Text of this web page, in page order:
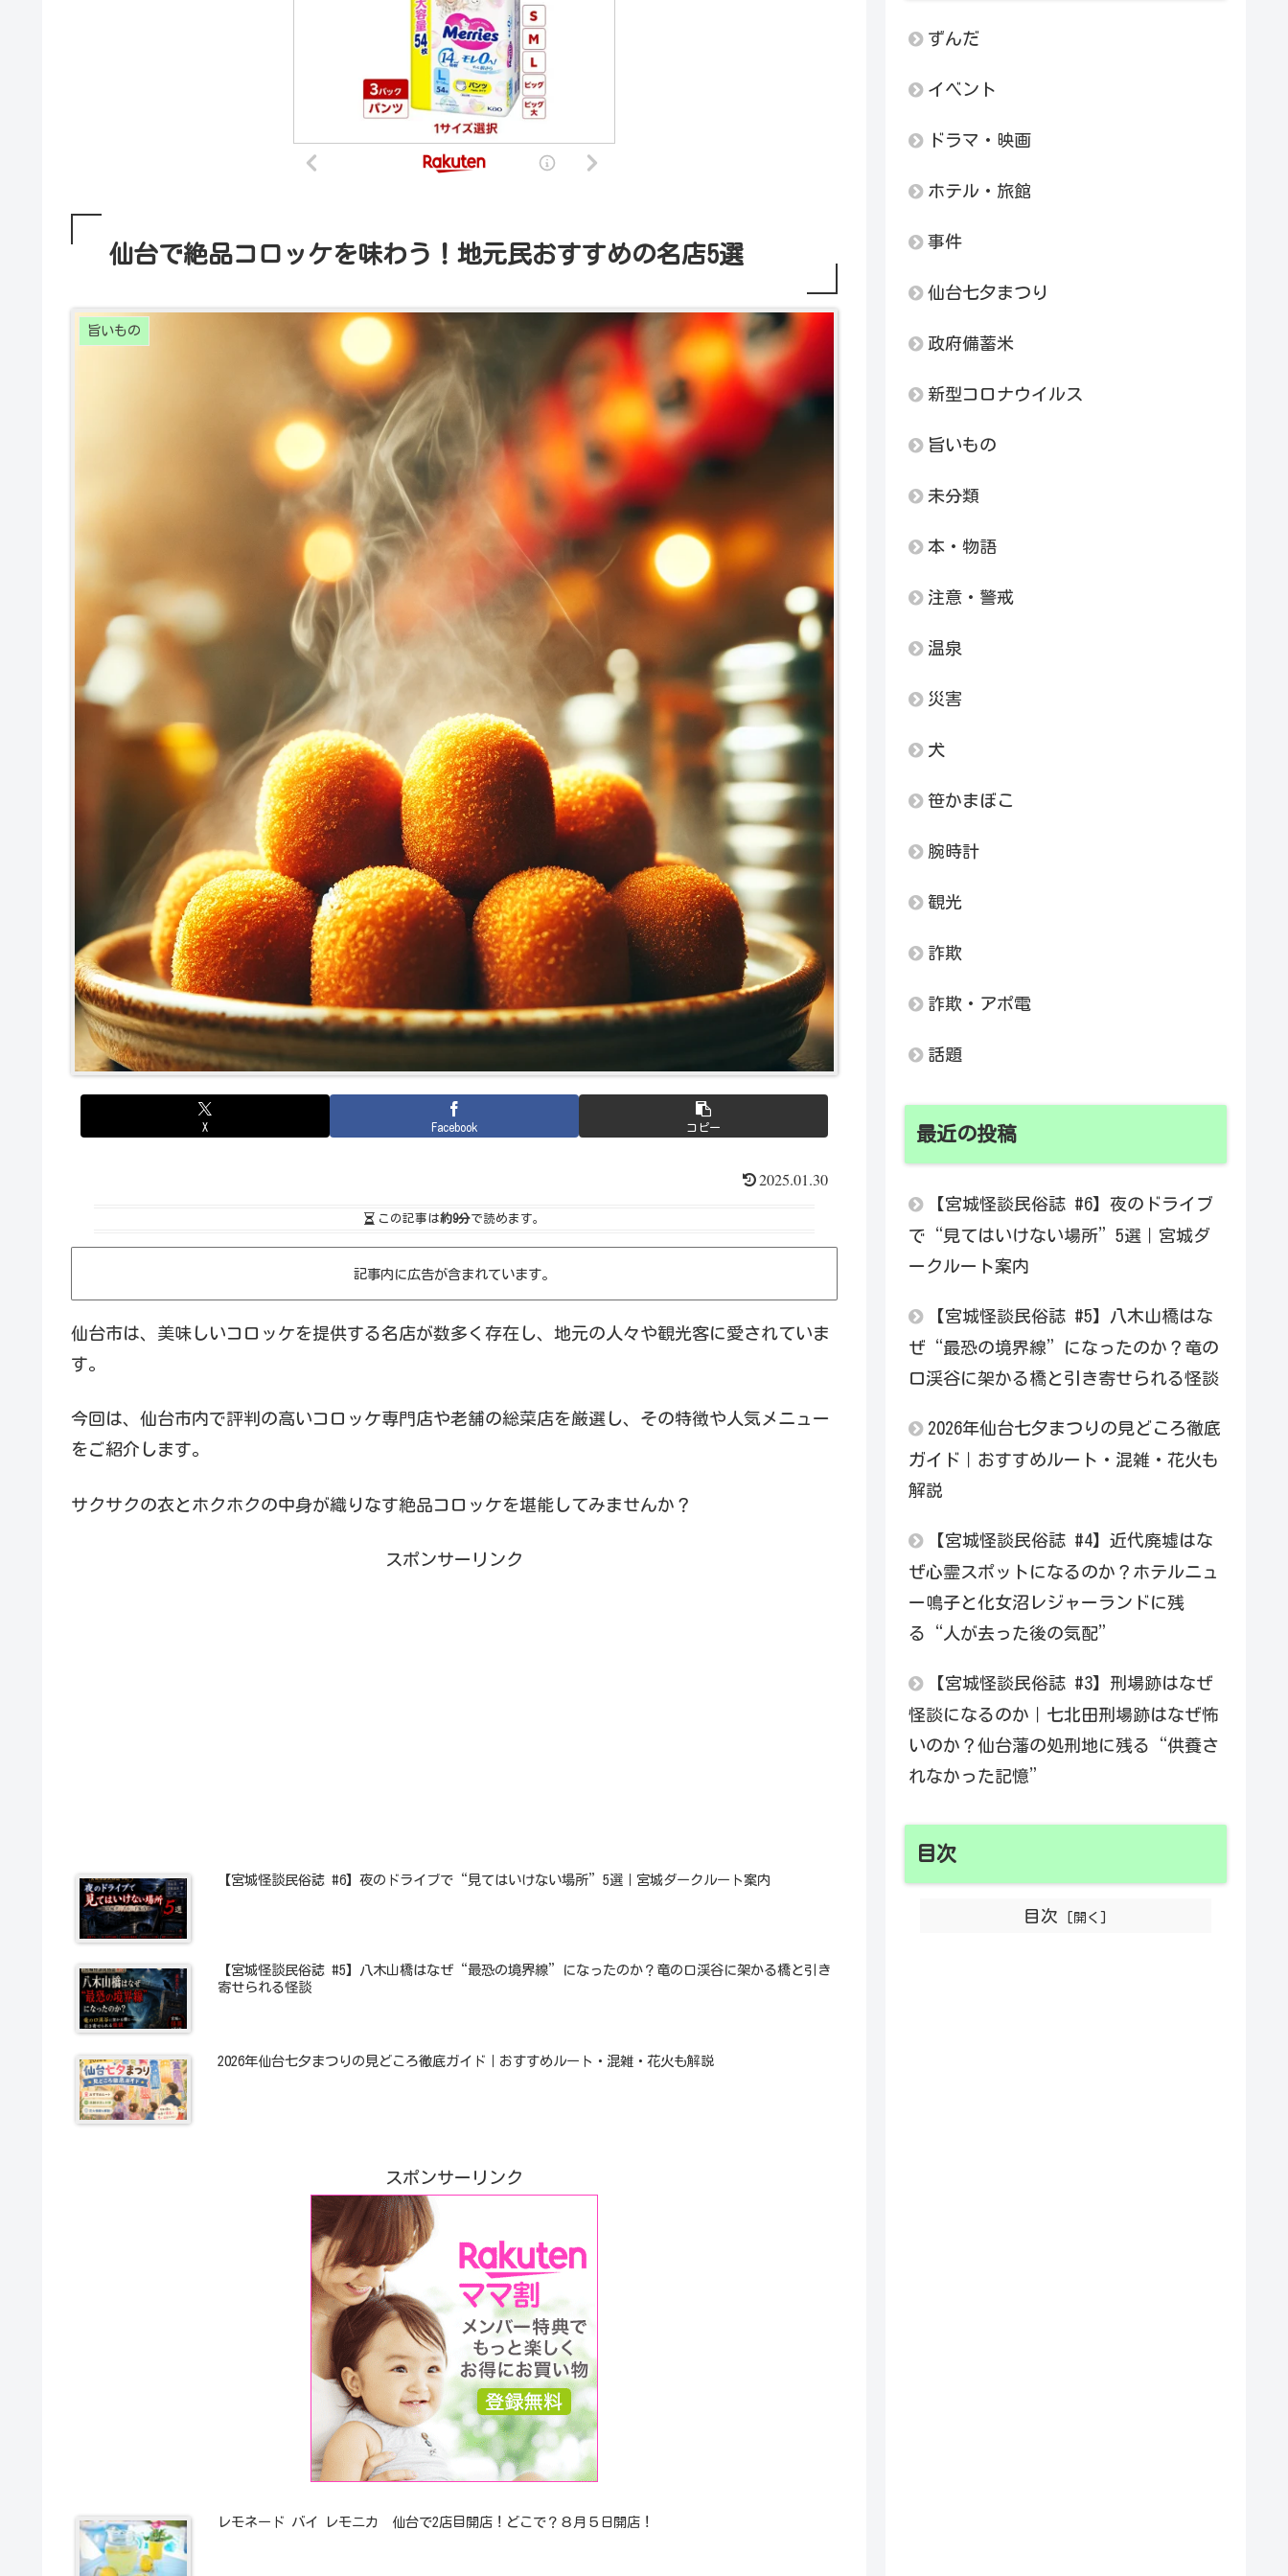
仙台で絶品コロッケを味わう！地元民おすすめの名店5選
旨いもの
X Facebook コピー
2025.01.30
この記事は約9分で読めます。
記事内に広告が含まれています。
仙台市は、美味しいコロッケを提供する名店が数多く存在し、地元の人々や観光客に愛されていま
す。
今回は、仙台市内で評判の高いコロッケ専門店や老舗の総菜店を厳選し、その特徴や人気メニュー
をご紹介します。
サクサクの衣とホクホクの中身が織りなす絶品コロッケを堪能してみませんか？
スポンサーリンク
【宮城怪談民俗誌 #6】夜のドライブで“見てはいけない場所”5選｜宮城ダークルート案内
【宮城怪談民俗誌 #5】八木山橋はなぜ“最恐の境界線”になったのか？竜の口渓谷に架かる橋と引き
寄せられる怪談
2026年仙台七夕まつりの見どころ徹底ガイド｜おすすめルート・混雑・花火も解説
スポンサーリンク
レモネード バイ レモニカ 仙台で2店目開店！どこで？８月５日開店！
ずんだ
イベント
ドラマ・映画
ホテル・旅館
事件
仙台七夕まつり
政府備蓄米
新型コロナウイルス
旨いもの
未分類
本・物語
注意・警戒
温泉
災害
犬
笹かまぼこ
腕時計
観光
詐欺
詐欺・アポ電
話題
最近の投稿
【宮城怪談民俗誌 #6】夜のドライブ
で“見てはいけない場所”5選｜宮城ダ
ークルート案内
【宮城怪談民俗誌 #5】八木山橋はな
ぜ“最恐の境界線”になったのか？竜の
口渓谷に架かる橋と引き寄せられる怪談
2026年仙台七夕まつりの見どころ徹底
ガイド｜おすすめルート・混雑・花火も
解説
【宮城怪談民俗誌 #4】近代廃墟はな
ぜ心霊スポットになるのか？ホテルニュ
ー鳴子と化女沼レジャーランドに残
る“人が去った後の気配”
【宮城怪談民俗誌 #3】刑場跡はなぜ
怪談になるのか｜七北田刑場跡はなぜ怖
いのか？仙台藩の処刑地に残る“供養さ
れなかった記憶”
目次
目次